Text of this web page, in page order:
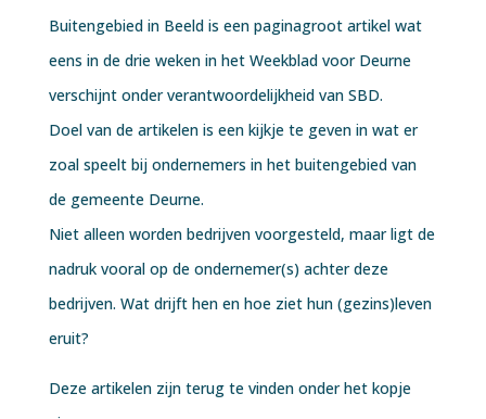
Buitengebied in Beeld is een paginagroot artikel wat
eens in de drie weken in het Weekblad voor Deurne
verschijnt onder verantwoordelijkheid van SBD.
Doel van de artikelen is een kijkje te geven in wat er
zoal speelt bij ondernemers in het buitengebied van
de gemeente Deurne.
Niet alleen worden bedrijven voorgesteld, maar ligt de
nadruk vooral op de ondernemer(s) achter deze
bedrijven. Wat drijft hen en hoe ziet hun (gezins)leven
eruit?
Deze artikelen zijn terug te vinden onder het kopje